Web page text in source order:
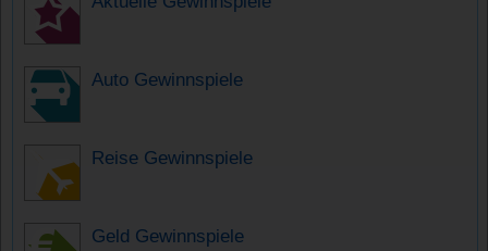
Auto Gewinnspiele
Reise Gewinnspiele
Geld Gewinnspiele